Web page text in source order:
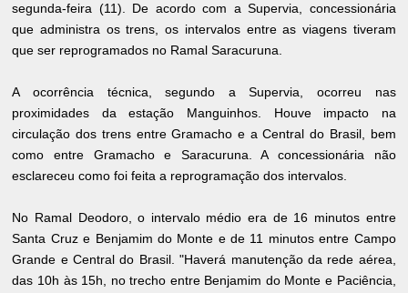
segunda-feira (11). De acordo com a Supervia, concessionária
que administra os trens, os intervalos entre as viagens tiveram
que ser reprogramados no Ramal Saracuruna.
A ocorrência técnica, segundo a Supervia, ocorreu nas
proximidades da estação Manguinhos. Houve impacto na
circulação dos trens entre Gramacho e a Central do Brasil, bem
como entre Gramacho e Saracuruna. A concessionária não
esclareceu como foi feita a reprogramação dos intervalos.
No Ramal Deodoro, o intervalo médio era de 16 minutos entre
Santa Cruz e Benjamim do Monte e de 11 minutos entre Campo
Grande e Central do Brasil. "Haverá manutenção da rede aérea,
das 10h às 15h, no trecho entre Benjamim do Monte e Paciência,